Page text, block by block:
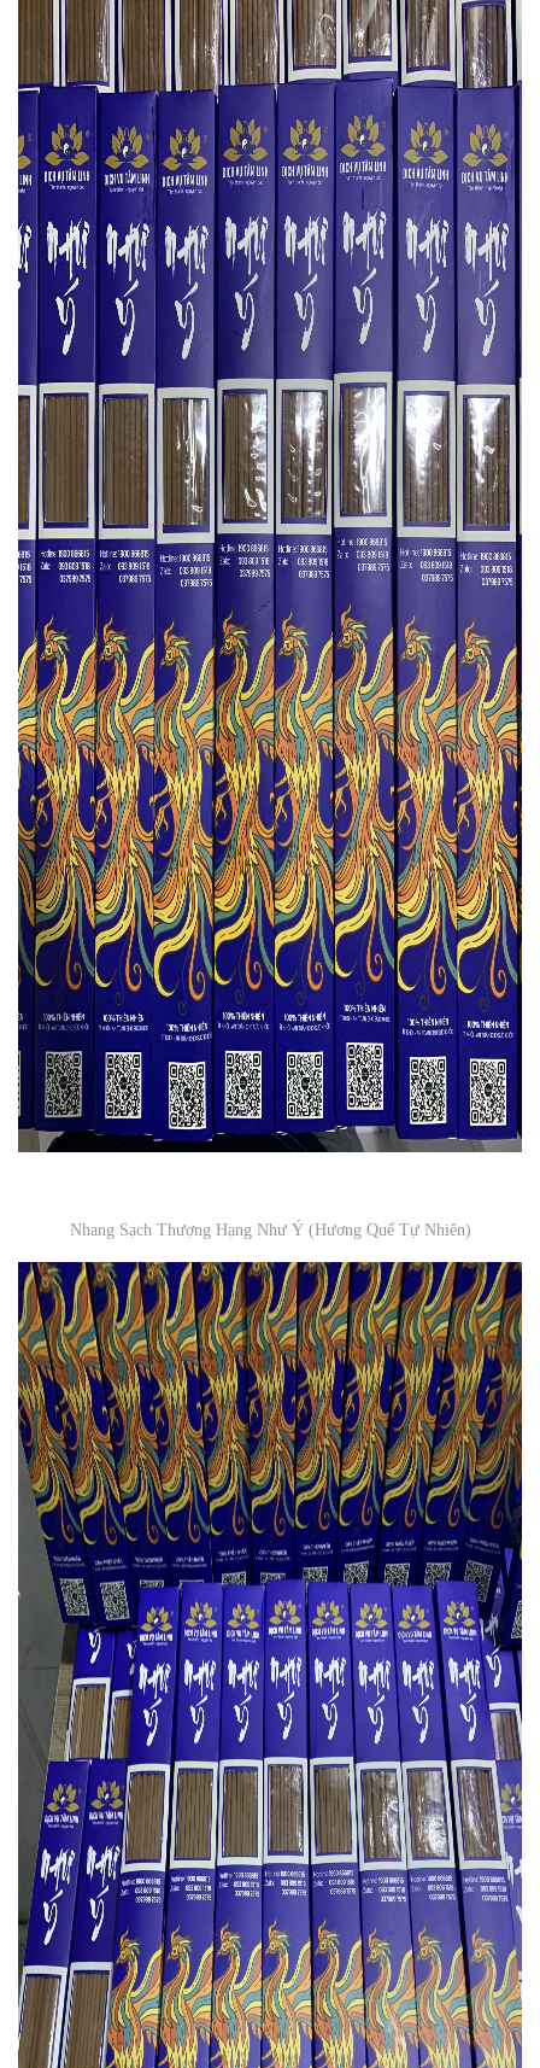
Nhang Sạch Thượng Hạng Như Ý (Hương Quế Tự Nhiên)